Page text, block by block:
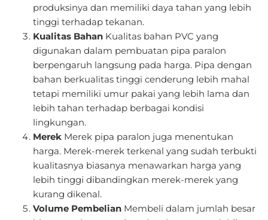
produksinya dan memiliki daya tahan yang lebih
tinggi terhadap tekanan.
Kualitas Bahan Kualitas bahan PVC yang
digunakan dalam pembuatan pipa paralon
berpengaruh langsung pada harga. Pipa dengan
bahan berkualitas tinggi cenderung lebih mahal
tetapi memiliki umur pakai yang lebih lama dan
lebih tahan terhadap berbagai kondisi
lingkungan.
Merek Merek pipa paralon juga menentukan
harga. Merek-merek terkenal yang sudah terbukti
kualitasnya biasanya menawarkan harga yang
lebih tinggi dibandingkan merek-merek yang
kurang dikenal.
Volume Pembelian Membeli dalam jumlah besar